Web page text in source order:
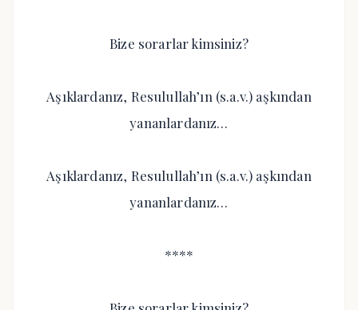
Bize sorarlar kimsiniz?
Aşıklardanız, Resulullah’ın (s.a.v.) aşkından
yananlardanız…
Aşıklardanız, Resulullah’ın (s.a.v.) aşkından
yananlardanız…
****